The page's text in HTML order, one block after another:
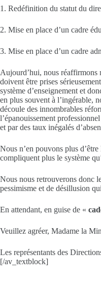
1. Redéfinition du statut du
2. Mise en place d’un cadre
3. Mise en place d’un cadre
Aujourd’hui, nous réaffirmons
doivent être prises
système d’enseignement et
en plus souvent à l’ingérable,
découle des innombrables
l’épanouissement
et par des taux inégalés
Nous n’en pouvons plus
compliquent plus le système
Nous nous retrouverons donc
pessimisme et de désillusion
En attendant, en guise de «
Veuillez agréer, Madame la
Les représentants des
[/av_textblock]